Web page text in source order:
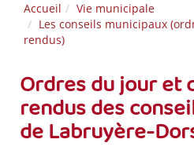
Accueil
Vie municipale
Les conseils municipaux
rendus)
Ordres du jour et
rendus des
de Labruyère-